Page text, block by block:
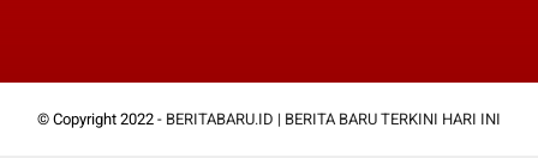
© Copyright 2022 - BERITABARU.ID | BERITA BARU TERKINI HARI INI